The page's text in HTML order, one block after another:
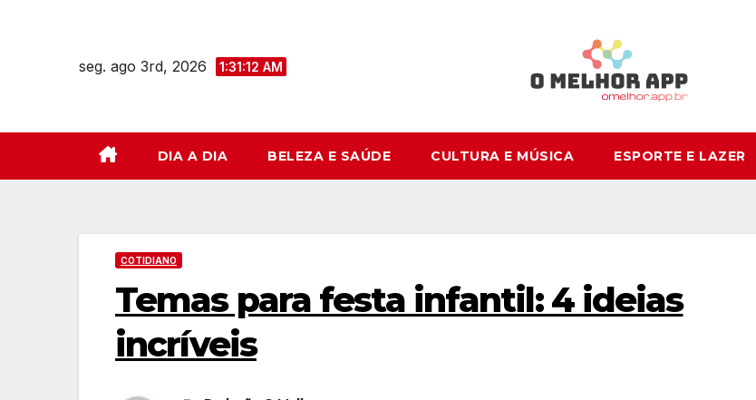
seg. ago 3rd, 2026 1:31:14 AM
DIA A DIA BELEZA E SAÚDE CULTURA E MÚSICA ESPORTE E LAZER
COTIDIANO
Temas para festa infantil: 4 ideias
incríveis